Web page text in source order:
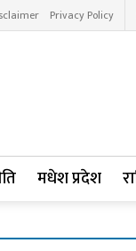
Privacy Policy
मधेश प्रदेश